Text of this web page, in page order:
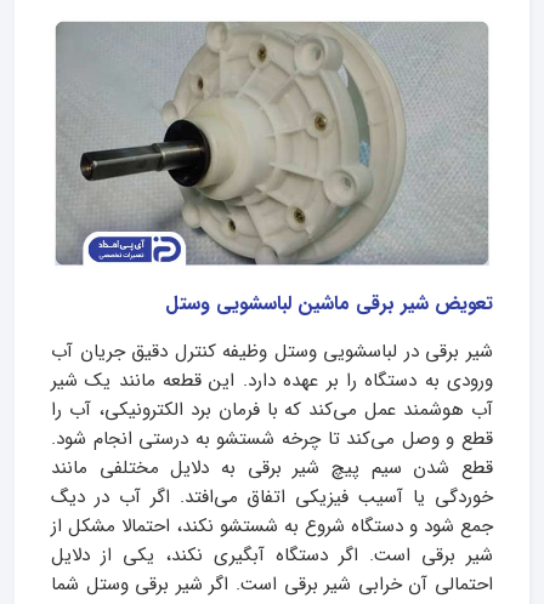
تعویض شیر برقی ماشین لباسشویی وستل
شیر برقی در لباسشویی وستل وظیفه کنترل دقیق جریان آب
ورودی به دستگاه را بر عهده دارد. این قطعه مانند یک شیر
آب هوشمند عمل می‌کند که با فرمان برد الکترونیکی، آب را
قطع و وصل می‌کند تا چرخه شستشو به درستی انجام شود.
قطع شدن سیم‌ پیچ شیر برقی به دلایل مختلفی مانند
خوردگی یا آسیب فیزیکی اتفاق می‌افتد. اگر آب در دیگ
جمع شود و دستگاه شروع به شستشو نکند، احتمالا مشکل از
شیر برقی است. اگر دستگاه آبگیری نکند، یکی از دلایل
احتمالی آن خرابی شیر برقی است. اگر شیر برقی وستل شما